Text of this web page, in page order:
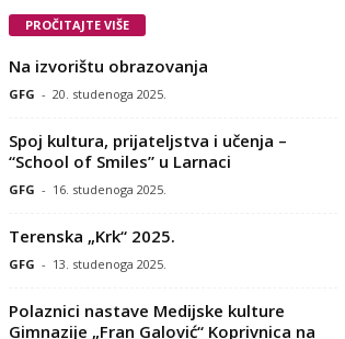
PROČITAJTE VIŠE
Na izvorištu obrazovanja
GFG - 20. studenoga 2025.
Spoj kultura, prijateljstva i učenja –
“School of Smiles” u Larnaci
GFG - 16. studenoga 2025.
Terenska „Krk“ 2025.
GFG - 13. studenoga 2025.
Polaznici nastave Medijske kulture
Gimnazije „Fran Galović“ Koprivnica na